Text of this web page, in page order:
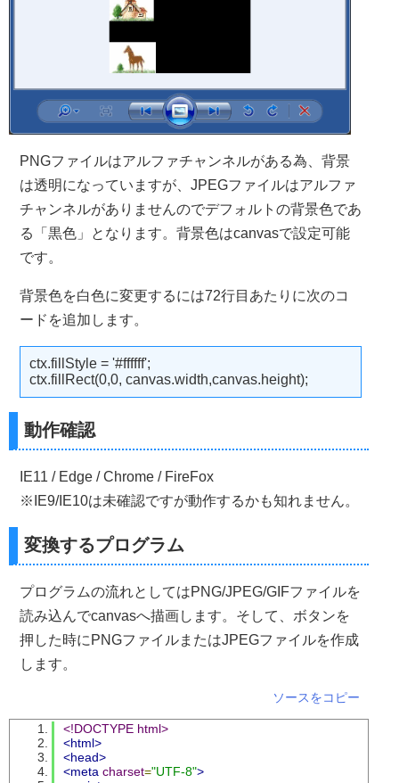
PNGファイルはアルファチャンネルがある為、背景
は透明になっていますが、JPEGファイルはアルファ
チャンネルがありませんのでデフォルトの背景色であ
る「黒色」となります。背景色はcanvasで設定可能
です。
背景色を白色に変更するには72行目あたりに次のコ
ードを追加します。
ctx.fillStyle = '#ffffff';
ctx.fillRect(0,0, canvas.width,canvas.height);
動作確認
IE11 / Edge / Chrome / FireFox
※IE9/IE10は未確認ですが動作するかも知れません。
変換するプログラム
プログラムの流れとしてはPNG/JPEG/GIFファイルを
読み込んでcanvasへ描画します。そして、ボタンを
押した時にPNGファイルまたはJPEGファイルを作成
します。
ソースをコピー
<!DOCTYPE html>
<html>
<head>
<meta charset="UTF-8">